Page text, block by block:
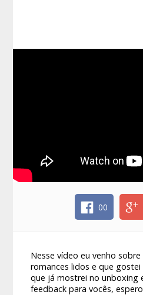
00
Nesse vídeo eu venho
romances lidos e que
que já mostrei no unboxing
feedback para vocês,